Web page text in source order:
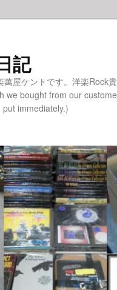
記
屋ケントです。洋楽Rock
bought from our
immediately.)